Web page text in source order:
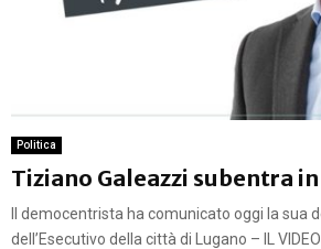
Politica
Tiziano Galeazzi subentra
Il democentrista ha comunicato oggi la sua
dell’Esecutivo della città di Lugano – IL